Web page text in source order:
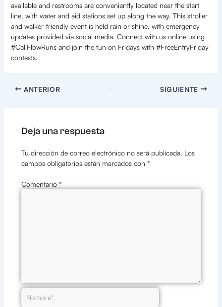
available and restrooms are conveniently located near the start
line, with water and aid stations set up along the way. This stroller
and walker-friendly event is held rain or shine, with emergency
updates provided via social media. Connect with us online using
#CaliFlowRuns and join the fun on Fridays with #FreeEntryFriday
contests.
ANTERIOR SIGUIENTE
Deja una respuesta
Tu dirección de correo electrónico no será publicada. Los
campos obligatorios están marcados con *
Comentario *
Nombre*